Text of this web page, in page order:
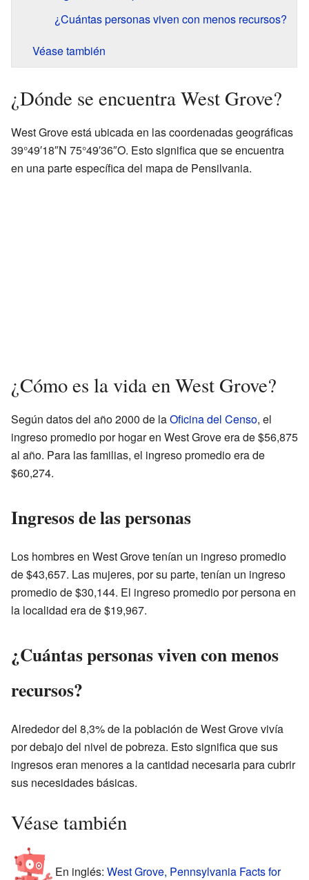
¿Cuántas personas viven con menos recursos?
Véase también
¿Dónde se encuentra West Grove?
West Grove está ubicada en las coordenadas geográficas
39°49′18″N 75°49′36″O. Esto significa que se encuentra
en una parte específica del mapa de Pensilvania.
¿Cómo es la vida en West Grove?
Según datos del año 2000 de laOficina del Censo, el
ingreso promedio por hogar en West Grove era de $56,875
al año. Para las familias, el ingreso promedio era de
$60,274.
Ingresos de las personas
Los hombres en West Grove tenían un ingreso promedio
de $43,657. Las mujeres, por su parte, tenían un ingreso
promedio de $30,144. El ingreso promedio por persona en
la localidad era de $19,967.
¿Cuántas personas viven con menos
recursos?
Alrededor del 8,3% de la población de West Grove vivía
por debajo del nivel de pobreza. Esto significa que sus
ingresos eran menores a la cantidad necesaria para cubrir
sus necesidades básicas.
Véase también
En inglés: West Grove, Pennsylvania Facts for